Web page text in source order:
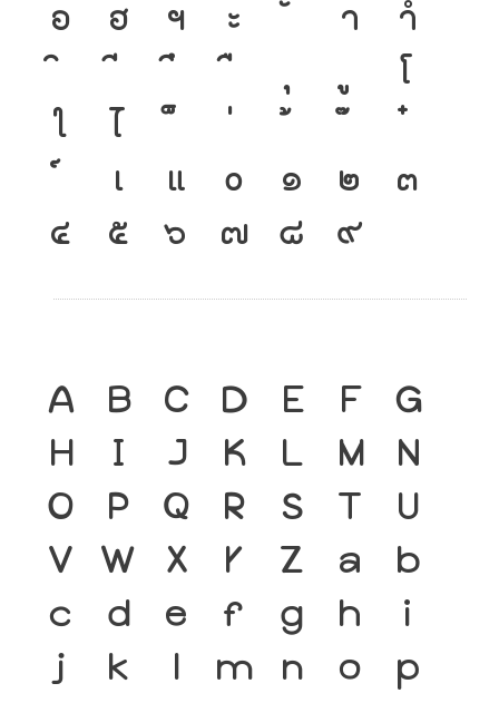
อ
ฮ ฯ ะ า
ำ
โ
ใ
ไ
เ
แ ๐ ๑ ๒
๓
๔
๕ ๖ ๗ ๘ ๙
A B C D E F
G
H
I J K L M
N
O
P Q R S T
U
V
W X Y Z a
b
c
d e f g h
i
j
k m n o
p